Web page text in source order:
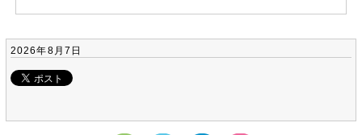
2026年8月7日